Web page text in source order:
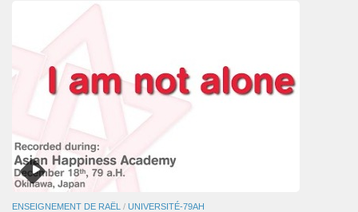
ENSEIGNEMENT DE RAËL / UNIVERSITÉ-79AH